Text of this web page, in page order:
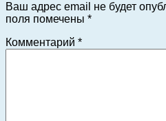
Ваш адрес email не будет
поля помечены *
Комментарий *